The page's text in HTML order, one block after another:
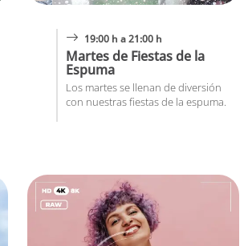
19:00 h a 21:00 h
Martes de Fiestas de la
Espuma
Los martes se llenan de diversión
con nuestras fiestas de la espuma.